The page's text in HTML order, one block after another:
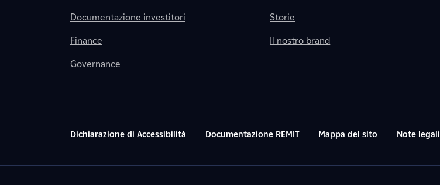
Documentazione investitori
Finance
Governance
Storie
Il nostro brand
Dichiarazione di Accessibilità Documentazione REMIT Mappa del sito Note legali